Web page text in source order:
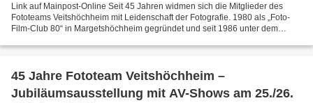
Link auf Mainpost-Online Seit 45 Jahren widmen sich die Mitglieder des
Fototeams Veitshöchheim mit Leidenschaft der Fotografie. 1980 als „Foto-
Film-Club 80“ in Margetshöchheim gegründet und seit 1986 unter dem
45 Jahre Fototeam Veitshöchheim –
Jubiläumsausstellung mit AV-Shows am 25./26.